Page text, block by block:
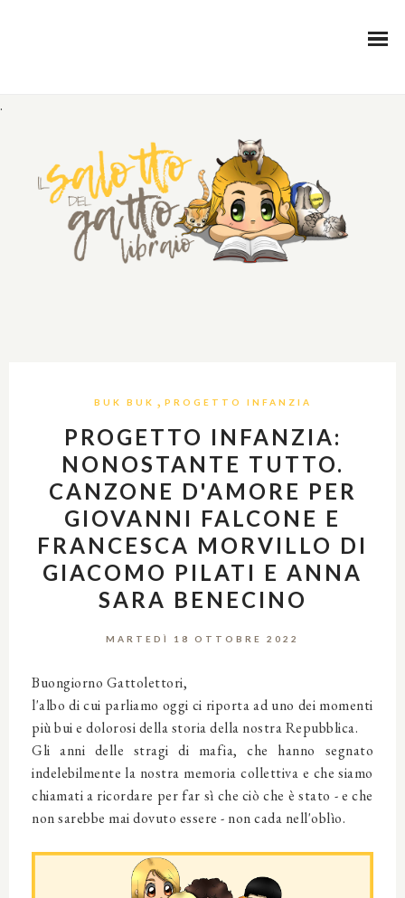
.
BUK BUK , PROGETTO INFANZIA
PROGETTO INFANZIA:
NONOSTANTE TUTTO.
CANZONE D'AMORE PER
GIOVANNI FALCONE E
FRANCESCA MORVILLO DI
GIACOMO PILATI E ANNA
SARA BENECINO
MARTEDÌ 18 OTTOBRE 2022
Buongiorno Gattolettori,
l'albo di cui parliamo oggi ci riporta ad uno dei momenti
più bui e dolorosi della storia della nostra Repubblica.
Gli anni delle stragi di mafia, che hanno segnato
indelebilmente la nostra memoria collettiva e che siamo
chiamati a ricordare per far sì che ciò che è stato - e che
non sarebbe mai dovuto essere - non cada nell'oblìo.